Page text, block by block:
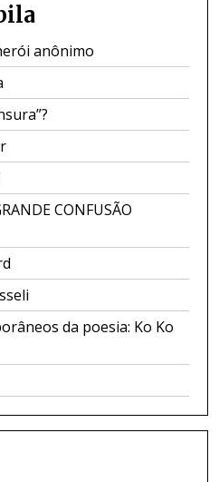
anônimo
CONFUSÃO
da poesia: Ko Ko